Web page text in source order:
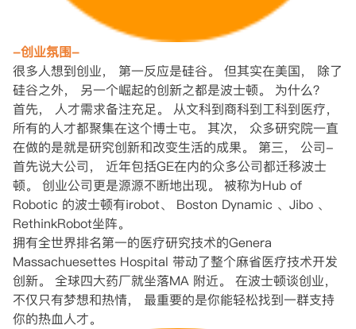
-创业氛围-
很多人想到创业， 第一反应是硅谷。 但其实在美国， 除了
硅谷之外， 另一个崛起的创新之都是波士顿。 为什么？
首先， 人才需求备注充足。 从文科到商科到工科到医疗，
所有的人才都聚集在这个博士屯。 其次， 众多研究院一直
在做的是就是研究创新和改变生活的成果。 第三， 公司-
首先说大公司， 近年包括GE在内的众多公司都迁移波士
顿。 创业公司更是源源不断地出现。 被称为Hub of
Robotic 的波士顿有irobot、 Boston Dynamic 、Jibo 、
RethinkRobot坐阵。
拥有全世界排名第一的医疗研究技术的Genera
Massachuesettes Hospital 带动了整个麻省医疗技术开发
创新。 全球四大药厂就坐落MA 附近。 在波士顿谈创业，
不仅只有梦想和热情， 最重要的是你能轻松找到一群支持
你的热血人才。